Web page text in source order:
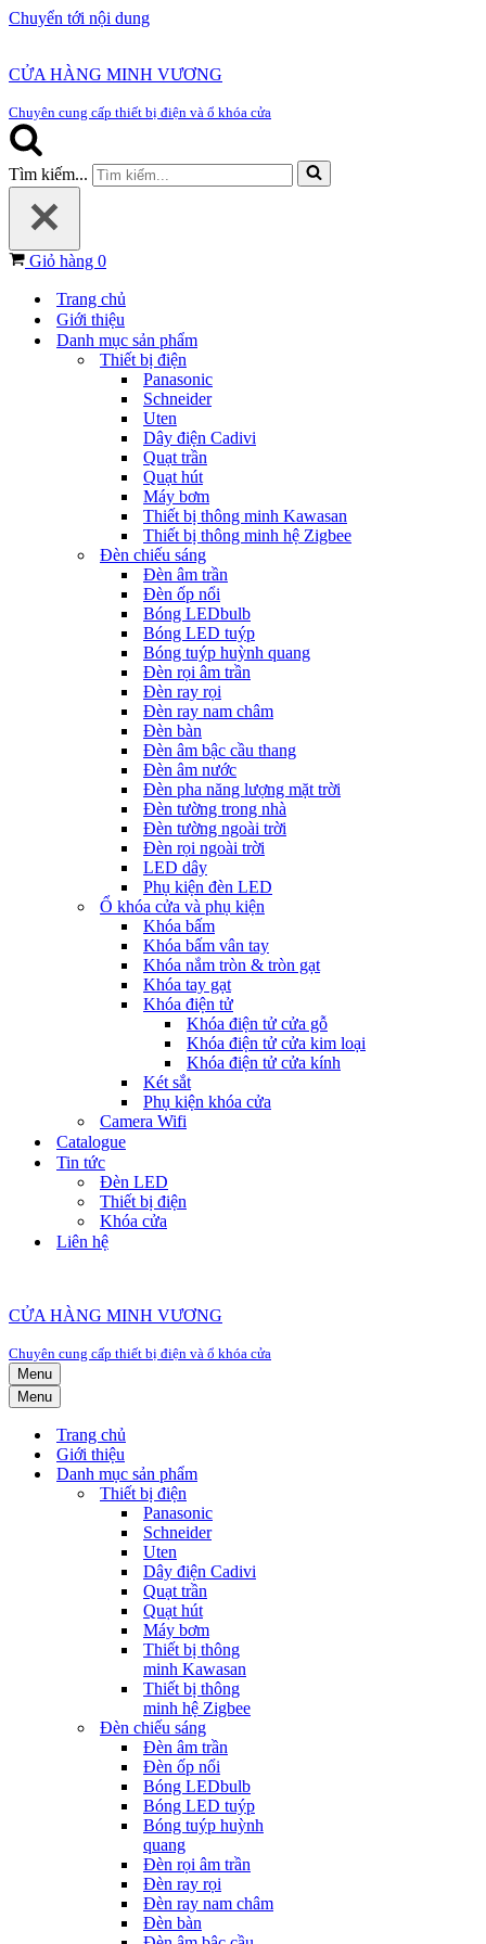
Chuyển tới nội dung
CỬA HÀNG MINH VƯƠNG
Chuyên cung cấp thiết bị điện và ổ khóa cửa
Tìm kiếm...
Giỏ hàng 0
Trang chủ
Giới thiệu
Danh mục sản phẩm
Thiết bị điện
Panasonic
Schneider
Uten
Dây điện Cadivi
Quạt trần
Quạt hút
Máy bơm
Thiết bị thông minh Kawasan
Thiết bị thông minh hệ Zigbee
Đèn chiếu sáng
Đèn âm trần
Đèn ốp nổi
Bóng LEDbulb
Bóng LED tuýp
Bóng tuýp huỳnh quang
Đèn rọi âm trần
Đèn ray rọi
Đèn ray nam châm
Đèn bàn
Đèn âm bậc cầu thang
Đèn âm nước
Đèn pha năng lượng mặt trời
Đèn tường trong nhà
Đèn tường ngoài trời
Đèn rọi ngoài trời
LED dây
Phụ kiện đèn LED
Ổ khóa cửa và phụ kiện
Khóa bấm
Khóa bấm vân tay
Khóa nắm tròn & tròn gạt
Khóa tay gạt
Khóa điện tử
Khóa điện tử cửa gỗ
Khóa điện tử cửa kim loại
Khóa điện tử cửa kính
Két sắt
Phụ kiện khóa cửa
Camera Wifi
Catalogue
Tin tức
Đèn LED
Thiết bị điện
Khóa cửa
Liên hệ
CỬA HÀNG MINH VƯƠNG
Chuyên cung cấp thiết bị điện và ổ khóa cửa
Menu
Menu
Trang chủ
Giới thiệu
Danh mục sản phẩm
Thiết bị điện
Panasonic
Schneider
Uten
Dây điện Cadivi
Quạt trần
Quạt hút
Máy bơm
Thiết bị thông
minh Kawasan
Thiết bị thông
minh hệ Zigbee
Đèn chiếu sáng
Đèn âm trần
Đèn ốp nổi
Bóng LEDbulb
Bóng LED tuýp
Bóng tuýp huỳnh
quang
Đèn rọi âm trần
Đèn ray rọi
Đèn ray nam châm
Đèn bàn